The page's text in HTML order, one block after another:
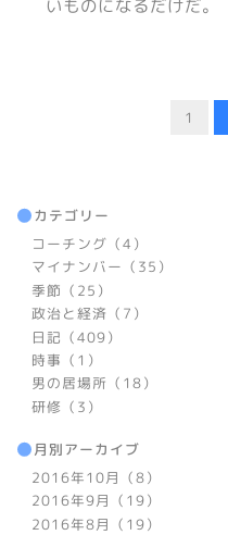
いものになるだけだ。
1
カテゴリー
コーチング（4）
マイナンバー（35）
季節（25）
政治と経済（7）
日記（409）
時事（1）
男の居場所（18）
研修（3）
月別アーカイブ
2016年10月（8）
2016年9月（19）
2016年8月（19）